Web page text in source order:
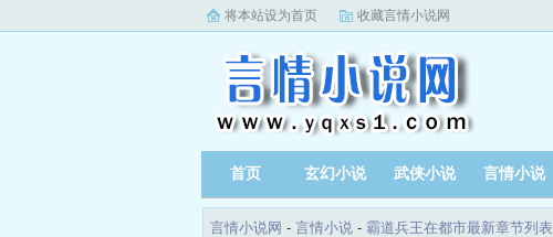
将本站设为首页 收藏言情小说网
首页 玄幻小说 武侠小说 言情小说
言情小说网 - 言情小说 - 霸道兵王在都市最新章节列表